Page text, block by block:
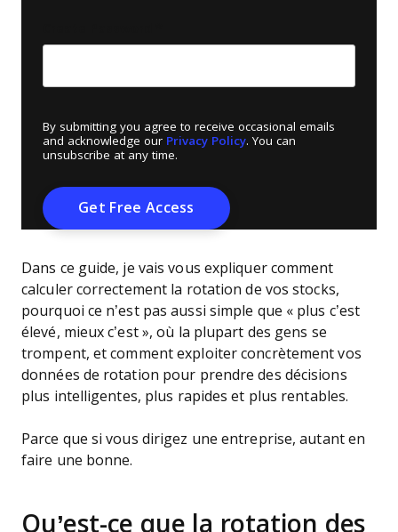
By submitting you agree to receive occasional emails
and acknowledge our Privacy Policy. You can
unsubscribe at any time.
Dans ce guide, je vais vous expliquer comment
calculer correctement la rotation de vos stocks,
pourquoi ce n’est pas aussi simple que « plus c’est
élevé, mieux c’est », où la plupart des gens se
trompent, et comment exploiter concrètement vos
données de rotation pour prendre des décisions
plus intelligentes, plus rapides et plus rentables.
Parce que si vous dirigez une entreprise, autant en
faire une bonne.
Qu’est-ce que la rotation des